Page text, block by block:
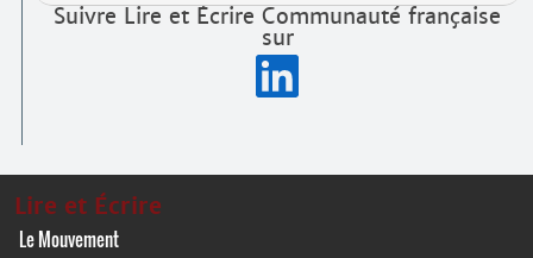
Suivre Lire et Écrire Communauté française
sur
Lire et Écrire
Le Mouvement